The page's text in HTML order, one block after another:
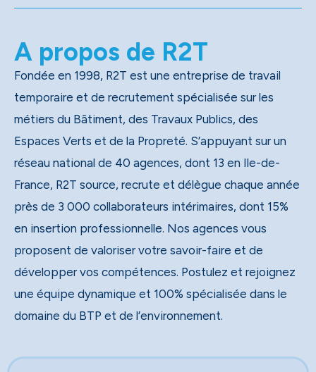
A propos de R2T
Fondée en 1998, R2T est une entreprise de travail
temporaire et de recrutement spécialisée sur les
métiers du Bâtiment, des Travaux Publics, des
Espaces Verts et de la Propreté. S’appuyant sur un
réseau national de 40 agences, dont 13 en Ile-de-
France, R2T source, recrute et délègue chaque année
près de 3 000 collaborateurs intérimaires, dont 15%
en insertion professionnelle. Nos agences vous
proposent de valoriser votre savoir-faire et de
développer vos compétences. Postulez et rejoignez
une équipe dynamique et 100% spécialisée dans le
domaine du BTP et de l’environnement.